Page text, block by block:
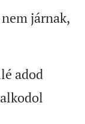
járnak,
adod